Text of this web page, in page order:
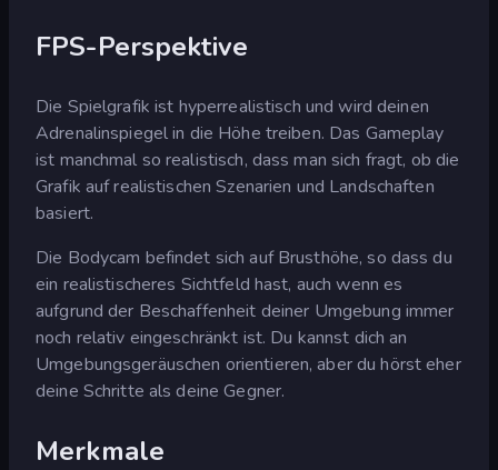
FPS-Perspektive
Die Spielgrafik ist hyperrealistisch und wird deinen
Adrenalinspiegel in die Höhe treiben. Das Gameplay
ist manchmal so realistisch, dass man sich fragt, ob die
Grafik auf realistischen Szenarien und Landschaften
basiert.
Die Bodycam befindet sich auf Brusthöhe, so dass du
ein realistischeres Sichtfeld hast, auch wenn es
aufgrund der Beschaffenheit deiner Umgebung immer
noch relativ eingeschränkt ist. Du kannst dich an
Umgebungsgeräuschen orientieren, aber du hörst eher
deine Schritte als deine Gegner.
Merkmale